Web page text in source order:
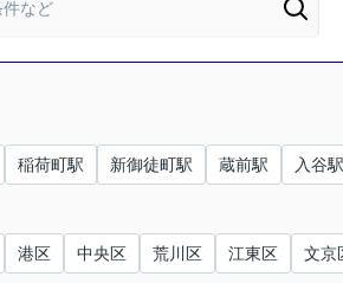
稲荷町駅 新御徒町駅 蔵前駅 入谷駅
港区 中央区 荒川区 江東区 文京